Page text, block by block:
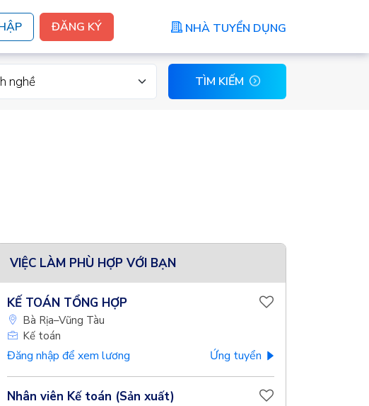
ĐĂNG KÝ NHÀ TUYỂN DỤNG
nghề TÌM KIẾM
VIỆC LÀM PHÙ HỢP VỚI BẠN
KẾ TOÁN TỔNG HỢP
Bà Rịa–Vũng Tàu
Kế toán
Đăng nhập để xem lương Ứng tuyển
Nhân viên Kế toán (Sản xuất)